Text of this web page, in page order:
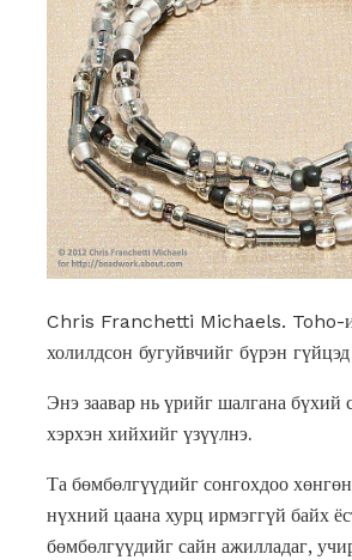
Chris Franchetti Michaels. Toho-
холилдсон бугуйвчийг бүрэн
Энэ заавар нь үрийг шалгана бүхий
хэрхэн хийхийг үзүүлнэ.
Та бөмбөлгүүдийг сонгохдоо
нүхний цаана хурц ирмэггүй байх
бөмбөлгүүдийг сайн ажилладаг,